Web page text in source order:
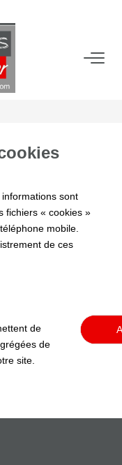
sont
fichiers « cookies »
mobile.
de ces
de
de
site.